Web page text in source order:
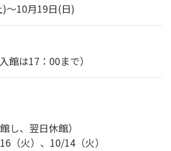
～10月19日(日)
館は17：00まで）
し、翌日休館）
（火）、10/14（火）